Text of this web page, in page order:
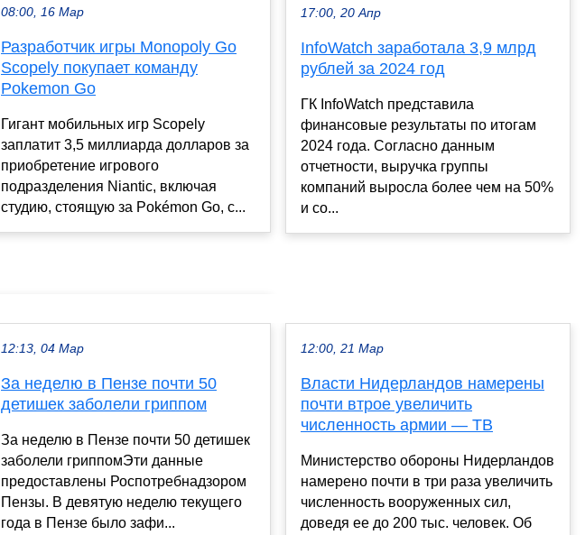
08:00, 16 Мар
Разработчик игры Monopoly Go
Scopely покупает команду
Pokemon Go
Гигант мобильных игр Scopely
заплатит 3,5 миллиарда долларов за
приобретение игрового
подразделения Niantic, включая
студию, стоящую за Pokémon Go, с...
17:00, 20 Апр
InfoWatch заработала 3,9 млрд
рублей за 2024 год
ГК InfoWatch представила
финансовые результаты по итогам
2024 года. Согласно данным
отчетности, выручка группы
компаний выросла более чем на 50%
и со...
12:13, 04 Мар
За неделю в Пензе почти 50
детишек заболели гриппом
За неделю в Пензе почти 50 детишек
заболели гриппомЭти данные
предоставлены Роспотребнадзором
Пензы. В девятую неделю текущего
года в Пензе было зафи...
12:00, 21 Мар
Власти Нидерландов намерены
почти втрое увеличить
численность армии — ТВ
Министерство обороны Нидерландов
намерено почти в три раза увеличить
численность вооруженных сил,
доведя ее до 200 тыс. человек. Об